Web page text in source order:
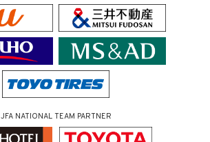
JFA NATIONAL TEAM PARTNER